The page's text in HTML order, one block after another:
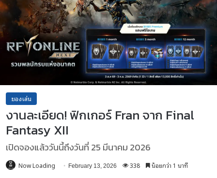
ของเล่น
งานละเอียด! ฟิกเกอร์ Fran จาก Final
Fantasy XII
เปิดจองแล้ววันนี้ถึงวันที่ 25 มีนาคม 2026
Now Loading February 13, 2026 338 น้อยกว่า 1 นาที